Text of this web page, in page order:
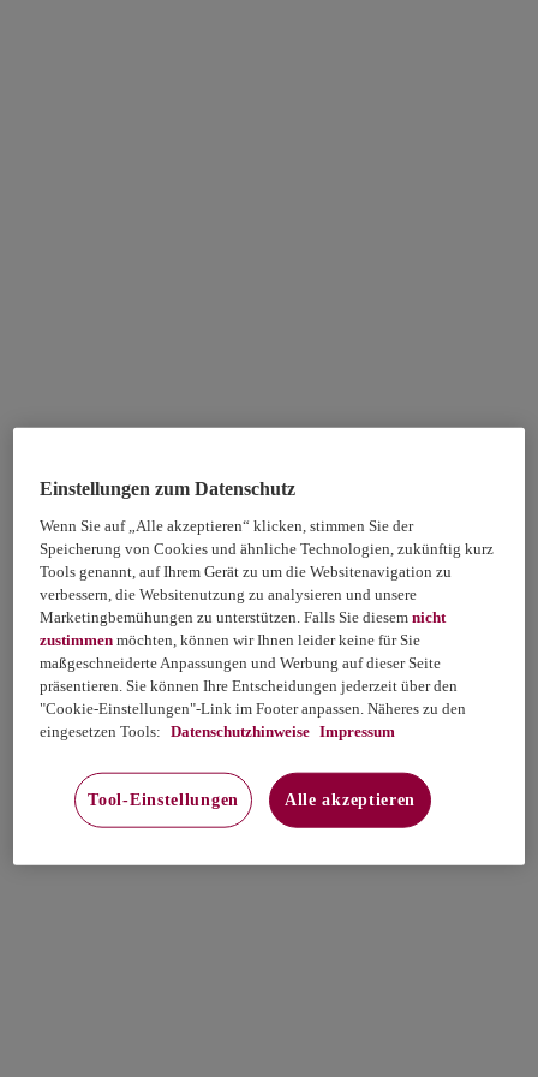
Einstellungen zum Datenschutz
Wenn Sie auf „Alle akzeptieren“ klicken, stimmen Sie der
Speicherung von Cookies und ähnliche Technologien, zukünftig kurz
Tools genannt, auf Ihrem Gerät zu um die Websitenavigation zu
verbessern, die Websitenutzung zu analysieren und unsere
Marketingbemühungen zu unterstützen. Falls Sie diesemnicht
zustimmen möchten, können wir Ihnen leider keine für Sie
maßgeschneiderte Anpassungen und Werbung auf dieser Seite
präsentieren. Sie können Ihre Entscheidungen jederzeit über den
"Cookie-Einstellungen"-Link im Footer anpassen. Näheres zu den
eingesetzen Tools: Datenschutzhinweise Impressum
Tool-Einstellungen Alle akzeptieren